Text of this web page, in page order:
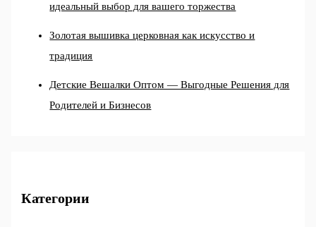
идеальный выбор для вашего торжества
Золотая вышивка церковная как искусство и
традиция
Детские Вешалки Оптом — Выгодные Решения для
Родителей и Бизнесов
Категории